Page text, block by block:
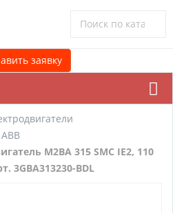
заявку
ABB
M2BA 315 SMC IE2, 110
3GBA313230-BDL